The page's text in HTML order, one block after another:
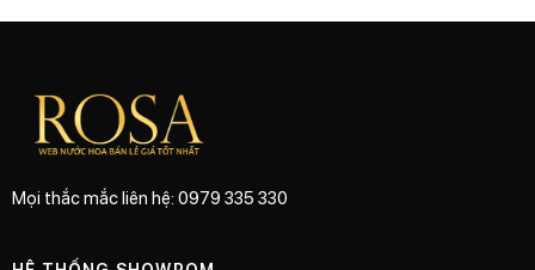
Mọi thắc mắc liên hệ: 0979 335 330